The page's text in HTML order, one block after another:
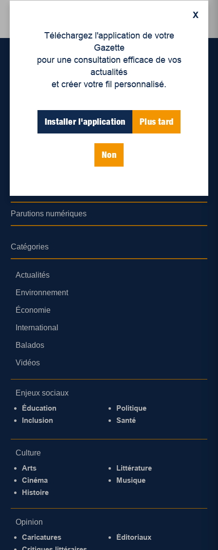
X
Téléchargez l'application de votre
Gazette
pour une consultation efficace de vos
actualités
et créer votre fil personnalisé.
Installer l'application Plus tard
Non
Déontologie et confidentialité
Parutions numériques
Catégories
Actualités
Environnement
Économie
International
Balados
Vidéos
Enjeux sociaux
Éducation
Inclusion
Politique
Santé
Culture
Arts
Cinéma
Histoire
Littérature
Musique
Opinion
Caricatures
Éditoriaux